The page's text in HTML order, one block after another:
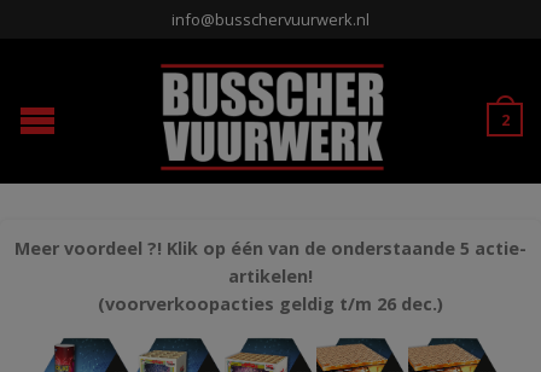
info@busschervuurwerk.nl
2
Meer voordeel ?! Klik op één van de onderstaande 5 actie-
artikelen!
(voorverkoopacties geldig t/m 26 dec.)